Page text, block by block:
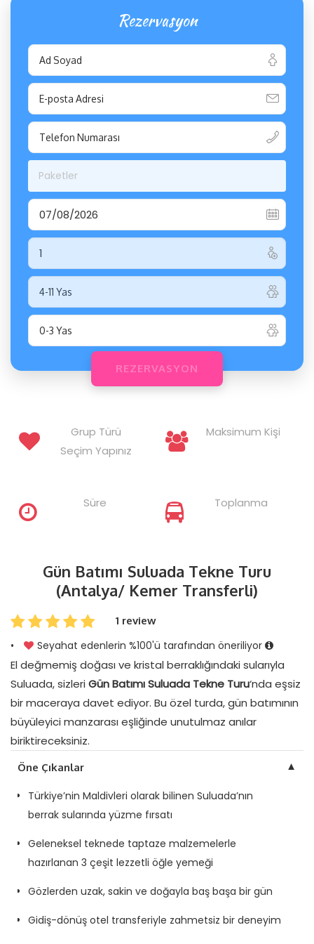
Rezervasyon
Paketler
Grup Türü
Seçim Yapınız
Maksimum Kişi
Süre Toplanma
Gün Batımı Suluada Tekne Turu
(Antalya/ Kemer Transferli)
1 review
• Seyahat edenlerin %100'ü tarafından öneriliyor
El değmemiş doğası ve kristal berraklığındaki sularıyla
Suluada, sizleri Gün Batımı Suluada Tekne Turu‘nda eşsiz
bir maceraya davet ediyor. Bu özel turda, gün batımının
büyüleyici manzarası eşliğinde unutulmaz anılar
biriktireceksiniz.
Öne Çıkanlar ▼
Türkiye’nin Maldivleri olarak bilinen Suluada’nın
berrak sularında yüzme fırsatı
Geleneksel teknede taptaze malzemelerle
hazırlanan 3 çeşit lezzetli öğle yemeği
Gözlerden uzak, sakin ve doğayla baş başa bir gün
Gidiş-dönüş otel transferiyle zahmetsiz bir deneyim